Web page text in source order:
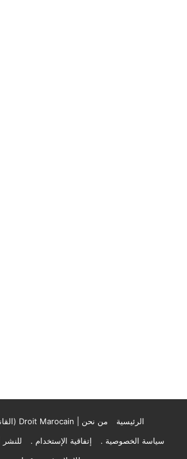
الرئيسية
من نحن | Droit Marocain (القانون المغربي)
سياسة الخصوصية .
إتفاقية الإستخدام . للنشر